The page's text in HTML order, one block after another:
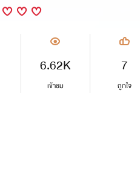
6.62K
เข้าชม
7
ถูกใจ